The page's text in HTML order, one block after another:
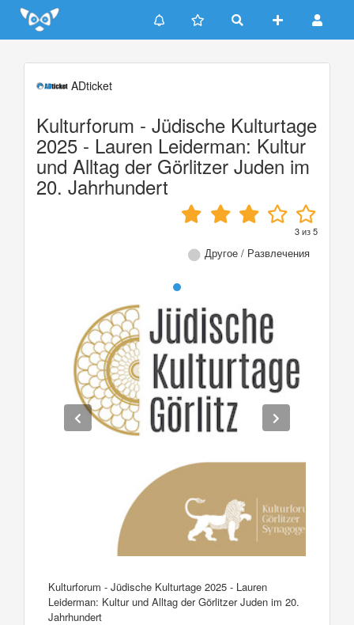
Update cookies preferences
ADticket
Kulturforum - Jüdische Kulturtage
2025 - Lauren Leiderman: Kultur
und Alltag der Görlitzer Juden im
20. Jahrhundert
3из5
Другое / Развлечения
Kulturforum - Jüdische Kulturtage 2025 - Lauren
Leiderman: Kultur und Alltag der Görlitzer Juden im 20.
Jahrhundert